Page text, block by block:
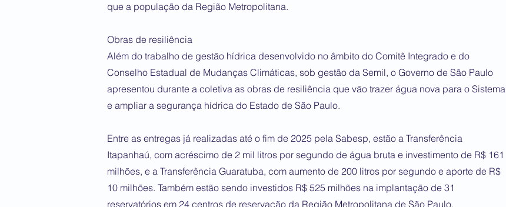
que a população da Região Metropolitana.
Obras de resiliência
Além do trabalho de gestão hídrica desenvolvido no âmbito do Comitê Integrado e do
Conselho Estadual de Mudanças Climáticas, sob gestão da Semil, o Governo de São Paulo
apresentou durante a coletiva as obras de resiliência que vão trazer água nova para o Sistema
e ampliar a segurança hídrica do Estado de São Paulo.
Entre as entregas já realizadas até o fim de 2025 pela Sabesp, estão a Transferência
Itapanhaú, com acréscimo de 2 mil litros por segundo de água bruta e investimento de R$ 161
milhões, e a Transferência Guaratuba, com aumento de 200 litros por segundo e aporte de R$
10 milhões. Também estão sendo investidos R$ 525 milhões na implantação de 31
reservatórios em 24 centros de reservação da Região Metropolitana de São Paulo,